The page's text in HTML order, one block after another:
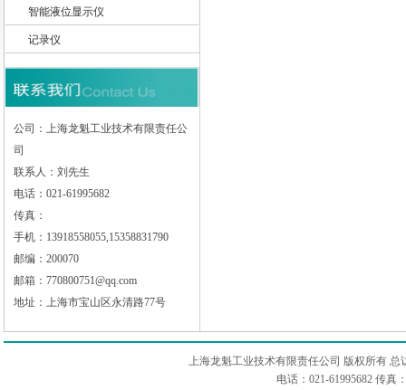
智能液位显示仪
记录仪
公司：上海龙魁工业技术有限责任公
司
联系人：刘先生
电话：021-61995682
传真：
手机：13918558055,15358831790
邮编：200070
邮箱：770800751@qq.com
地址：上海市宝山区永清路77号
上海龙魁工业技术有限责任公司 版权所有 总
电话：021-61995682 传真